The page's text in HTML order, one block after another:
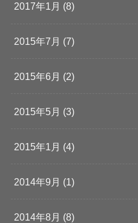
2017年1月 (8)
2015年7月 (7)
2015年6月 (2)
2015年5月 (3)
2015年1月 (4)
2014年9月 (1)
2014年8月 (8)